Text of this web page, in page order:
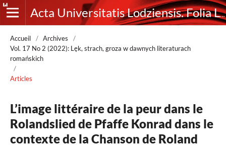
Acta Universitatis Lodziensis. Folia Litteraria Romanica
Accueil / Archives
/
Vol. 17 No 2 (2022): Lęk, strach, groza w dawnych literaturach
romańskich
/
Articles
L’image littéraire de la peur dans le
Rolandslied de Pfaffe Konrad dans le
contexte de la Chanson de Roland